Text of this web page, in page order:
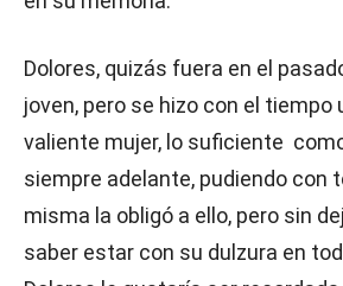
Dolores, quizás fuera en el
joven, pero se hizo con el tiempo
valiente mujer, lo suficiente
siempre adelante, pudiendo con
misma la obligó a ello, pero sin
saber estar con su dulzura en